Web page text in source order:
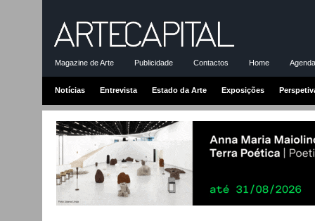
Magazine de Arte Publicidade Contactos Home
Notícias Entrevista Estado da Arte Exposições